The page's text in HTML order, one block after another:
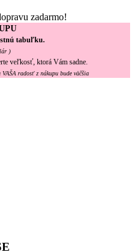
zadarmo!
tabuľku.
)
veľkosť, ktorá Vám sadne.
VAŠA radosť z nákupu bude väčšia